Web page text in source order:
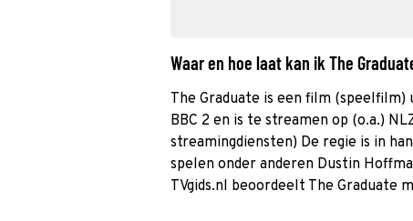
Waar en hoe laat kan ik The
The Graduate is een film
BBC 2 en is te streamen op (o.a.)
streamingdiensten) De regie is in
spelen onder anderen Dustin
TVgids.nl beoordeelt The Graduate